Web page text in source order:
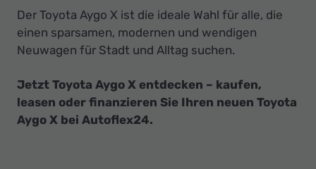
Der Toyota Aygo X ist die ideale Wahl für alle, die
einen sparsamen, modernen und wendigen
Neuwagen für Stadt und Alltag suchen.
Jetzt Toyota Aygo X entdecken – kaufen,
leasen oder finanzieren Sie Ihren neuen Toyota
Aygo X bei Autoflex24.